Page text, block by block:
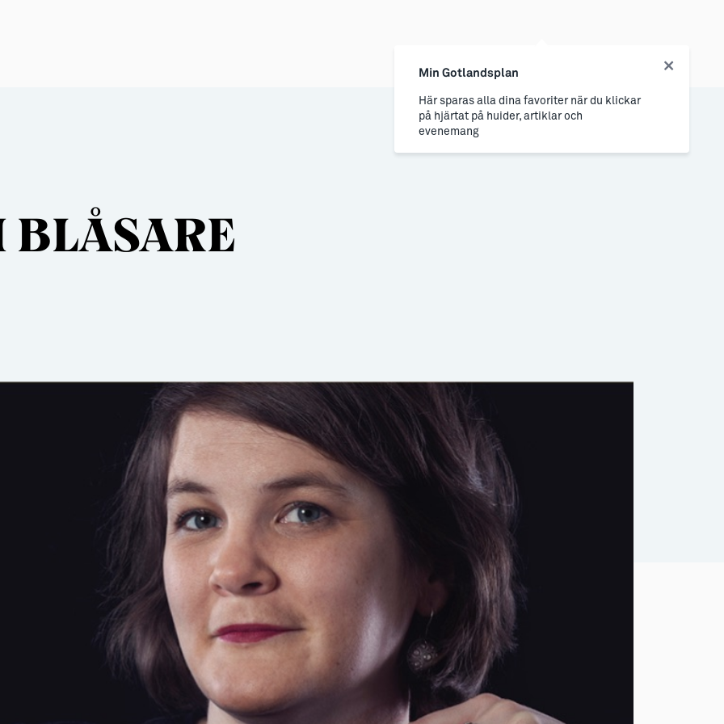
BLÅSARE
Min Gotlandsplan
Här sparas alla dina favoriter när du klickar
på hjärtat på huider, artiklar och
evenemang